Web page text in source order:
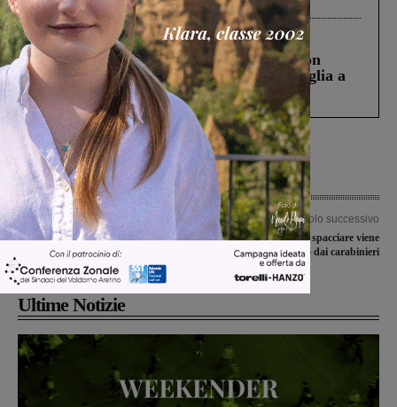
Cronaca 3 Agosto 2026
Scomparso da una struttura di Castiglion
Fiorentino l’uomo che aveva ucciso la figlia a
Levane nel 2020
Articolo precedente
Libri e teatro sono i protagonisti del
weekend che precede Halloween
Articolo successivo
Ventenne sorpreso a spacciare viene
denunciato dai carabinieri
Ultime Notizie